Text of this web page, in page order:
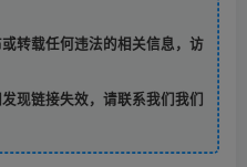
转载任何违法的相关信息，访
现链接失效，请联系我们我们